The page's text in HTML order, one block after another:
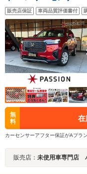
ルーズコントロール
ン パワーウインドウ
能 電格ミラー
販売店保証 車両品質評価書付
無
料
在
カーセンサーアフター保証がAプラ
販売店： 未使用車専門店